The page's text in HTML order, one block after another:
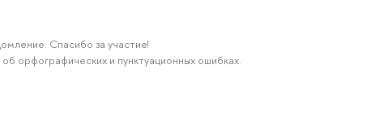
Спасибо за участие!
орфографических и пунктуационных ошибках.